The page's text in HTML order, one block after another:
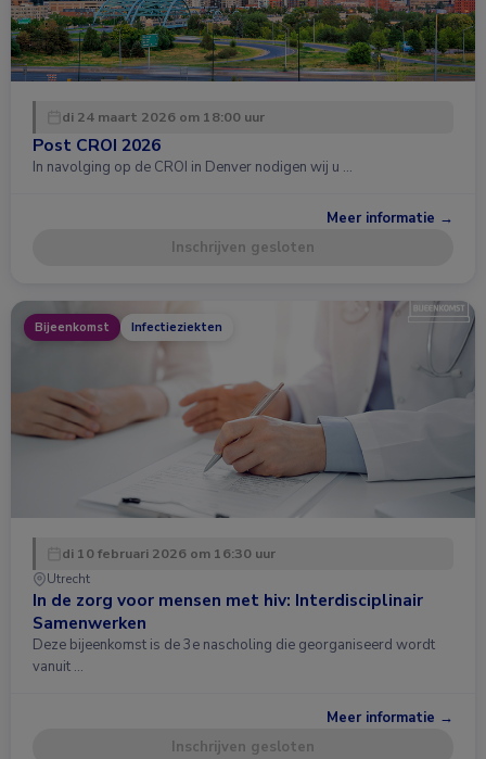
di 24 maart 2026 om 18:00 uur
Post CROI 2026
In navolging op de CROI in Denver nodigen wij u …
Meer informatie →
Inschrijven gesloten
Bijeenkomst Infectieziekten
di 10 februari 2026 om 16:30 uur
Utrecht
In de zorg voor mensen met hiv: Interdisciplinair
Samenwerken
Deze bijeenkomst is de 3e nascholing die georganiseerd wordt
vanuit …
Meer informatie →
Inschrijven gesloten